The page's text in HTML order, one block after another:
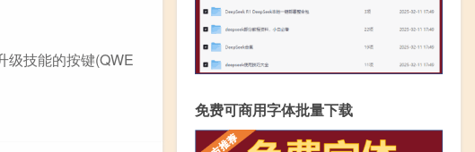
级技能的按键(QWE
免费可商用字体批量下载